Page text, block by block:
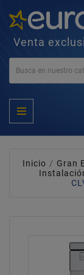
Venta
Inicio Gran